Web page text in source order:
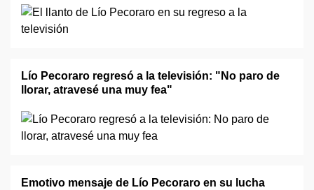
Lío Pecoraro regresó a la televisión: "No paro de
llorar, atravesé una muy fea"
Emotivo mensaje de Lío Pecoraro en su lucha